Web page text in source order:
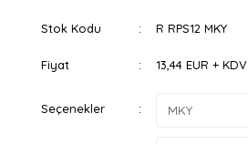
Stok Kodu R RPS12 MKY
Fiyat 13,44 EUR + KDV
Seçenekler